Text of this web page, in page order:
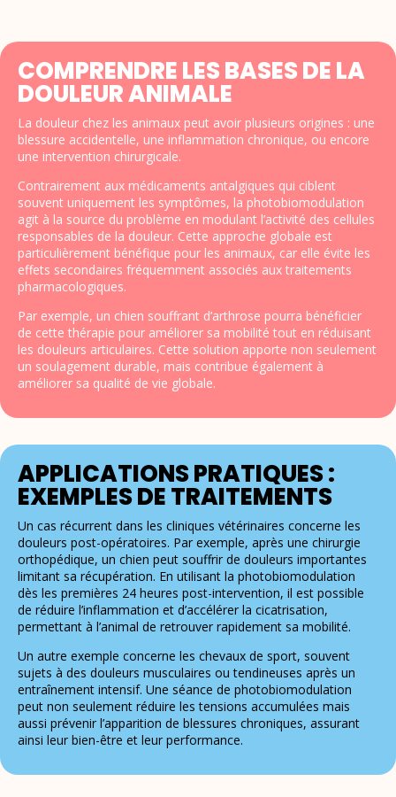
COMPRENDRE LES BASES DE LA
DOULEUR ANIMALE
La douleur chez les animaux peut avoir plusieurs origines : une
blessure accidentelle, une inflammation chronique, ou encore
une intervention chirurgicale.
Contrairement aux médicaments antalgiques qui ciblent
souvent uniquement les symptômes, la photobiomodulation
agit à la source du problème en modulant l’activité des cellules
responsables de la douleur. Cette approche globale est
particulièrement bénéfique pour les animaux, car elle évite les
effets secondaires fréquemment associés aux traitements
pharmacologiques.
Par exemple, un chien souffrant d’arthrose pourra bénéficier
de cette thérapie pour améliorer sa mobilité tout en réduisant
les douleurs articulaires. Cette solution apporte non seulement
un soulagement durable, mais contribue également à
améliorer sa qualité de vie globale.
APPLICATIONS PRATIQUES :
EXEMPLES DE TRAITEMENTS
Un cas récurrent dans les cliniques vétérinaires concerne les
douleurs post-opératoires. Par exemple, après une chirurgie
orthopédique, un chien peut souffrir de douleurs importantes
limitant sa récupération. En utilisant la photobiomodulation
dès les premières 24 heures post-intervention, il est possible
de réduire l’inflammation et d’accélérer la cicatrisation,
permettant à l’animal de retrouver rapidement sa mobilité.
Un autre exemple concerne les chevaux de sport, souvent
sujets à des douleurs musculaires ou tendineuses après un
entraînement intensif. Une séance de photobiomodulation
peut non seulement réduire les tensions accumulées mais
aussi prévenir l’apparition de blessures chroniques, assurant
ainsi leur bien-être et leur performance.